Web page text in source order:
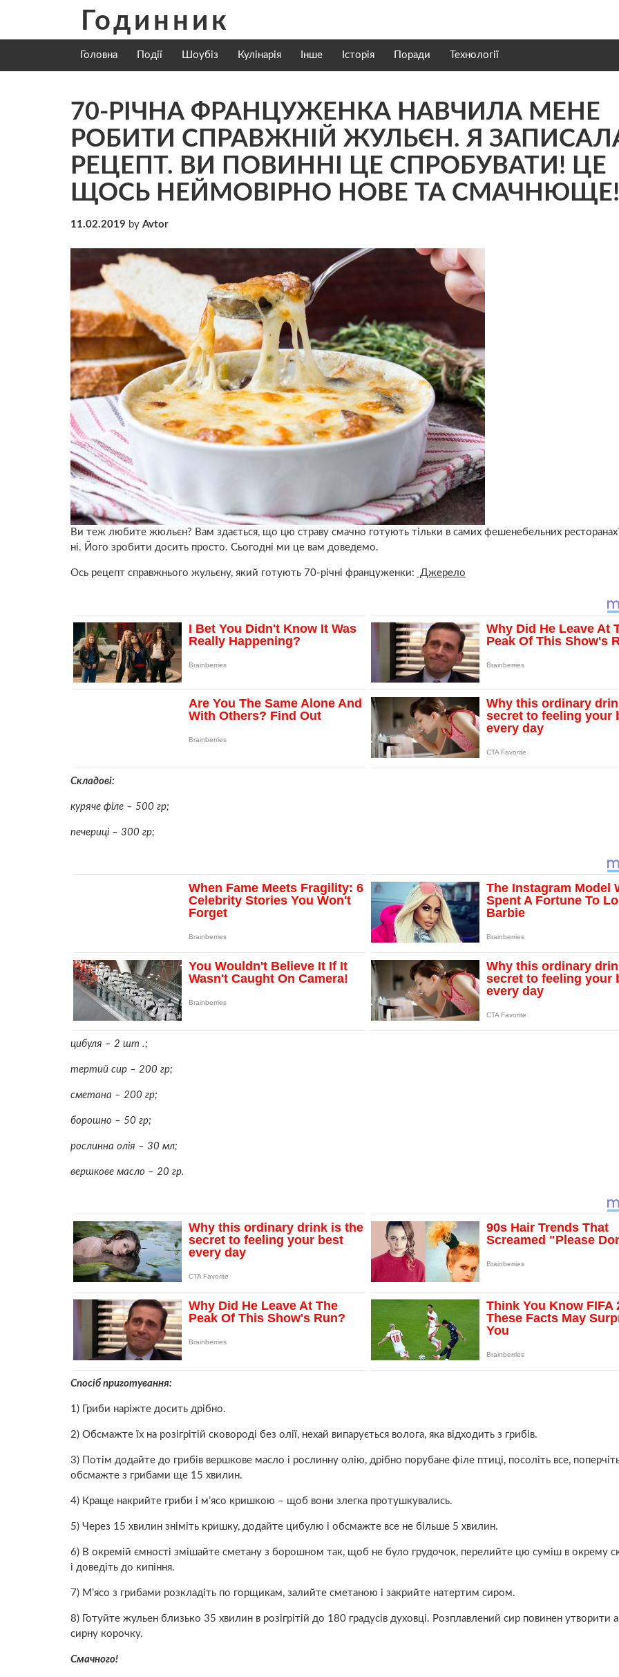
content
Годинник
Головна Події Шоубіз Кулінарія Інше Історія Поради Технології
70-РІЧНА ФРАНЦУЖЕНКА НАВЧИЛА МЕНЕ
РОБИТИ СПРАВЖНІЙ ЖУЛЬЄН. Я
РЕЦЕПТ. ВИ ПОВИННІ ЦЕ СПРОБУВАТИ! ЦE
ЩОСЬ НЕЙМОВІРНО НОВЕ ТА СМАЧНЮЩЕ!
11.02.2019 by Avtor
Ви теж любите жюльєн? Вам здається, що цю страву смачно готують тільки в самих фешенебельних
ні. Його зробити досить просто. Сьогодні ми це вам доведемо.
Ось рецепт справжнього жульєну, який готують 70-річні француженки: Джерело
Складові:
куряче філе – 500 гр;
печериці – 300 гр;
цибуля – 2 шт .;
тертий сир – 200 гр;
сметана – 200 гр;
борошно – 50 гр;
рослинна олія – 30 мл;
вершкове масло – 20 гр.
Спосіб приготування:
1) Гриби наріжте досить дрібно.
2) Обсмажте їх на розігрітій сковороді без олії, нехай випарується волога, яка відходить з грибів.
3) Потім додайте до грибів вершкове масло і рослинну олію, дрібно порубане філе птиці, посоліть все,
обсмажте з грибами ще 15 хвилин.
4) Краще накрийте гриби і м’ясо кришкою – щоб вони злегка протушкувались.
5) Через 15 хвилин зніміть кришку, додайте цибулю і обсмажте все не більше 5 хвилин.
6) В окремій ємності змішайте сметану з борошном так, щоб не було грудочок, перелийте цю суміш в окрему
і доведіть до кипіння.
7) М’ясо з грибами розкладіть по горщикам, залийте сметаною і закрийте натертим сиром.
8) Готуйте жульен близько 35 хвилин в розігрітій до 180 градусів духовці. Розплавлений сир повинен утворити
сирну корочку.
Смачного!